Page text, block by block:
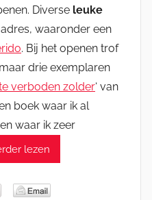
Diverse leuke
waaronder een
. Bij het openen trof
drie exemplaren
verboden zolder‘ van
boek waar ik al
waar ik zeer
lezen